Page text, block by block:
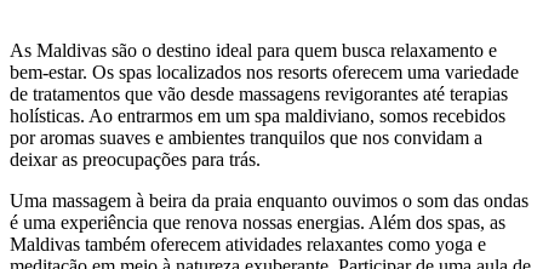
As Maldivas são o destino ideal para quem busca relaxamento e
bem-estar. Os spas localizados nos resorts oferecem uma variedade
de tratamentos que vão desde massagens revigorantes até terapias
holísticas. Ao entrarmos em um spa maldiviano, somos recebidos
por aromas suaves e ambientes tranquilos que nos convidam a
deixar as preocupações para trás.
Uma massagem à beira da praia enquanto ouvimos o som das ondas
é uma experiência que renova nossas energias. Além dos spas, as
Maldivas também oferecem atividades relaxantes como yoga e